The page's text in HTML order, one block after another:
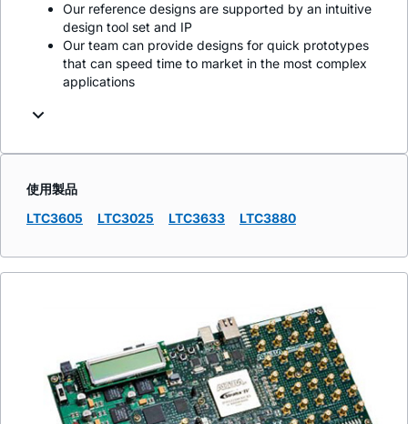
Our reference designs are supported by an intuitive
design tool set and IP
Our team can provide designs for quick prototypes
that can speed time to market in the most complex
applications
使用製品
LTC3605
LTC3025 LTC3633 LTC3880